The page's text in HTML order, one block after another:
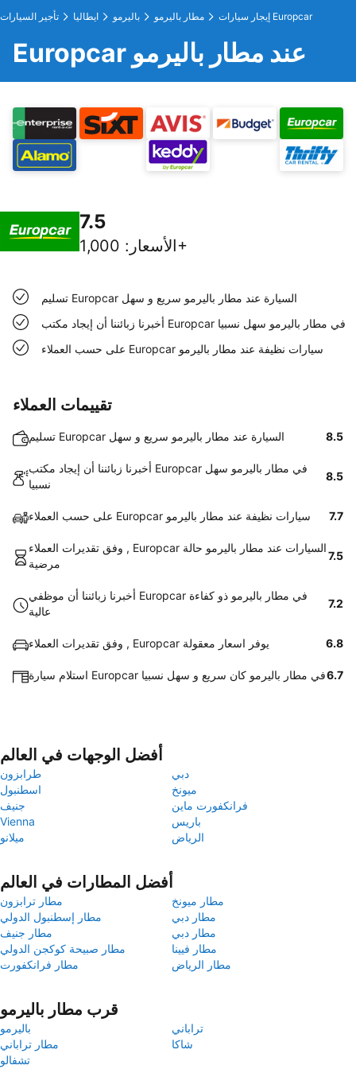
تأجير السيارات ايطاليا باليرمو مطار باليرمو إيجار سيارات Europcar
Europcar عند مطار باليرمو
7.5
الأسعار : 1,000+
تسليم Europcar السيارة عند مطار باليرمو سريع و سهل
أخبرنا زبائننا أن إيجاد مكتب Europcar في مطار باليرمو سهل نسبيا
على حسب العملاء Europcar سيارات نظيفة عند مطار باليرمو
تقييمات العملاء
تسليم Europcar السيارة عند مطار باليرمو سريع و سهل 8.5
أخبرنا زبائننا أن إيجاد مكتب Europcar في مطار باليرمو سهل
نسبيا
8.5
على حسب العملاء Europcar سيارات نظيفة عند مطار باليرمو 7.7
وفق تقديرات العملاء , Europcar السيارات عند مطار باليرمو حالة
مرضية
7.5
أخبرنا زبائننا أن موظفي Europcar في مطار باليرمو ذو كفاءة
عالية
7.2
وفق تقديرات العملاء , Europcar يوفر اسعار معقولة 6.8
استلام سيارة Europcar في مطار باليرمو كان سريع و سهل نسبيا6.7
أفضل الوجهات في العالم
طرابزون
دبي
اسطنبول
ميونخ
جنيف
فرانكفورت ماين
Vienna
باريس
ميلانو
الرياض
أفضل المطارات في العالم
مطار ترابزون
مطار ميونخ
مطار إسطنبول الدولي
مطار دبي
مطار جنيف
مطار دبي
مطار صبيحة كوكجن الدولي
مطار فيينا
مطار فرانكفورت
مطار الرياض
قرب مطار باليرمو
باليرمو
تراباني
مطار تراباني
شاكا
تشفالو